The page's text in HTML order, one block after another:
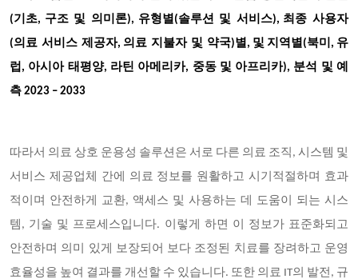
(기초, 구조 및 의미론), 유형별 (솔루션 및 서비스), 최종 사용자
(의료 서비스 제공자, 의료 지불자 및 약국)별 , 및 지역별(북미, 유
럽, 아시아 태평양, 라틴 아메리카, 중동 및 아프리카), 분석 및 예
측 2023 – 2033
따라서 의료 상호 운용성 솔루션은 서로 다른 의료 조직, 시스템 및
서비스 제공업체 간에 의료 정보를 원활하고 시기적절하며 효과
적이며 안전하게 교환, 액세스 및 사용하는 데 도움이 되는 시스
템, 기술 및 프로세스입니다. 이렇게 하면 이 정보가 표준화되고
안전하며 의미 있게 보장되어 보다 조정된 치료를 장려하고 운영
효율성을 높여 결과를 개선할 수 있습니다. 또한 의료 IT의 발전, 규